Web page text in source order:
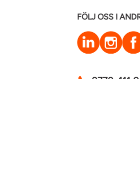
FÖLJ OSS I
LinkedIn
0770–111